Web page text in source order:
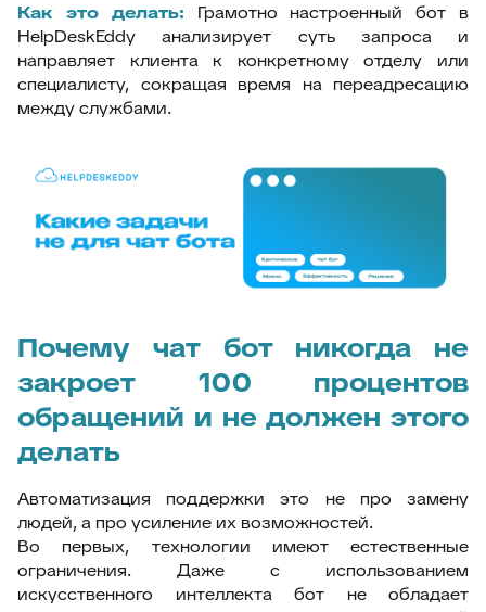
Как это делать: Грамотно настроенный бот в
HelpDeskEddy анализирует суть запроса и
направляет клиента к конкретному отделу или
специалисту, сокращая время на переадресацию
между службами.
Почему чат бот никогда не
закроет 100 процентов
обращений и не должен этого
делать
Автоматизация поддержки это не про замену
людей, а про усиление их возможностей.
Во первых, технологии имеют естественные
ограничения. Даже с использованием
искусственного интеллекта бот не обладает